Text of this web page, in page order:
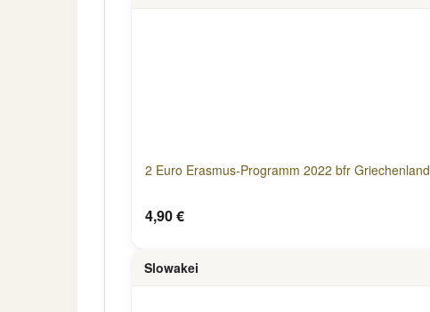
2 Euro Erasmus-Programm 2022 bfr Griechenland
4,90 €
Slowakei